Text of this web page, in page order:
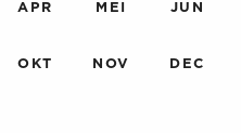
APR MEI JUN
OKT NOV DEC